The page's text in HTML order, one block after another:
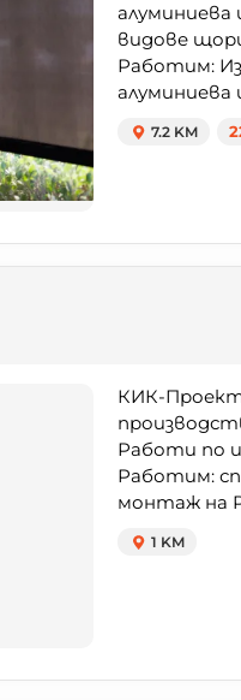
алуминиева
видове
Работим:
алуминиева
7.2 KM
КИК-Проект
Работи по
Работим:
монтаж на
1 KM